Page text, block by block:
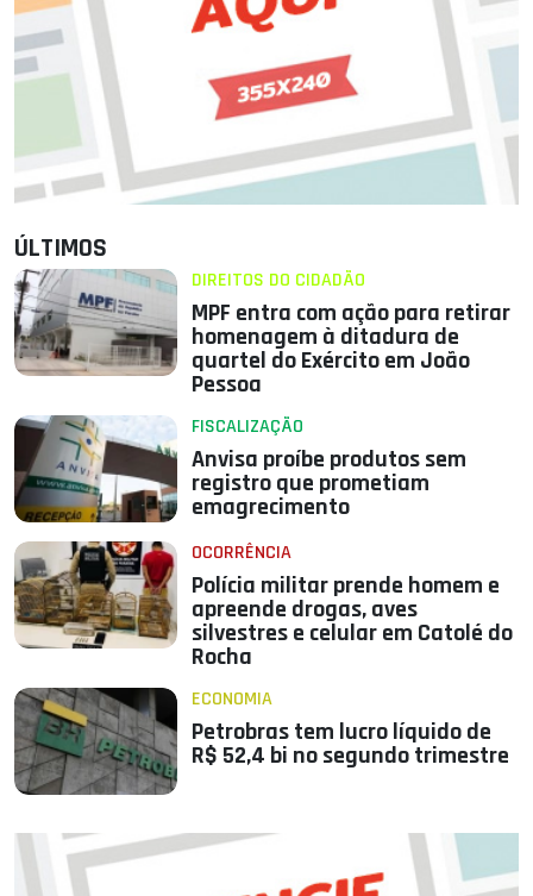
ÚLTIMOS
DIREITOS DO CIDADÃO
MPF entra com ação para retirar
homenagem à ditadura de
quartel do Exército em João
Pessoa
FISCALIZAÇÃO
Anvisa proíbe produtos sem
registro que prometiam
emagrecimento
OCORRÊNCIA
Polícia militar prende homem e
apreende drogas, aves
silvestres e celular em Catolé do
Rocha
ECONOMIA
Petrobras tem lucro líquido de
R$ 52,4 bi no segundo trimestre